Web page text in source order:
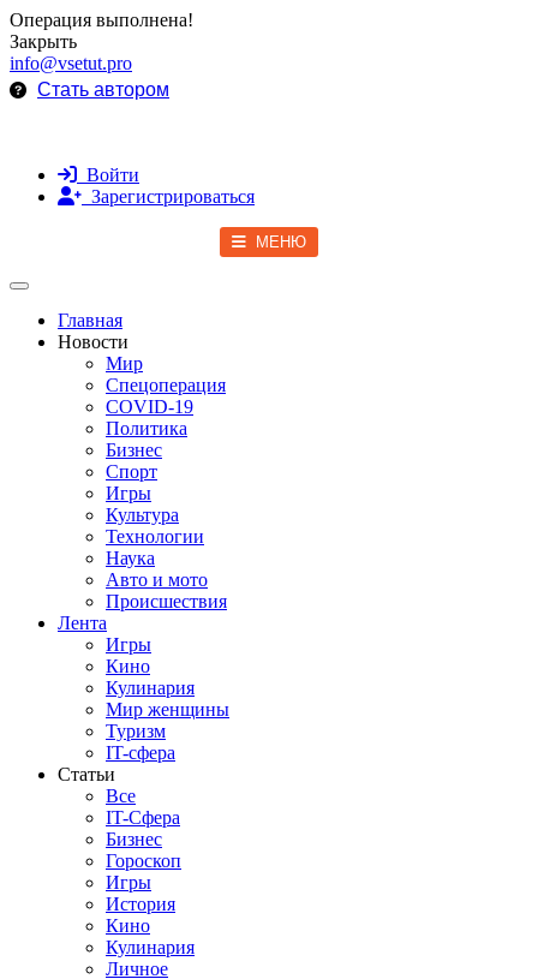
Операция выполнена!
Закрыть
info@vsetut.pro
Стать автором
Войти
Зарегистрироваться
МЕНЮ
Toggle navigation
Главная
Новости
Мир
Спецоперация
COVID-19
Политика
Бизнес
Спорт
Игры
Культура
Технологии
Наука
Авто и мото
Происшествия
Лента
Игры
Кино
Кулинария
Мир женщины
Туризм
IT-сфера
Статьи
Все
IT-Сфера
Бизнес
Гороскоп
Игры
История
Кино
Кулинария
Личное